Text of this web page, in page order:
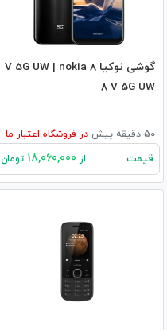
گوشی نوکیا 8 V 5G UW | nokia
8 V 5G UW
50 دقیقه پیش در فروشگاه اعتبار ما
قیمت از تومان